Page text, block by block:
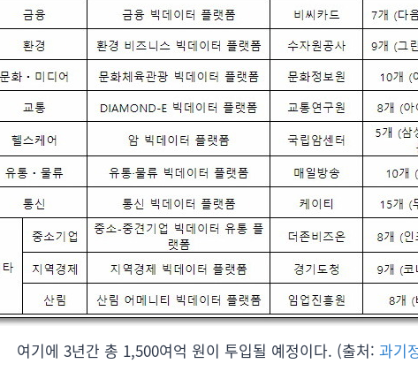
여기에 3년간 총 1,500여억 원이 투입될 예정이다. (출처: 과기